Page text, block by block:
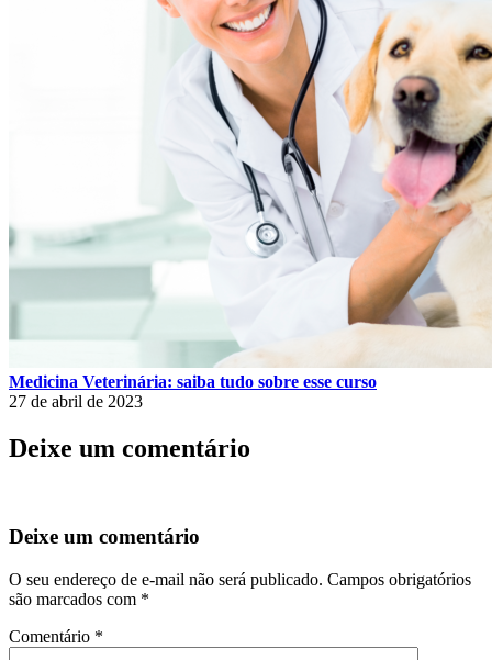
Medicina Veterinária: saiba tudo sobre esse curso
27 de abril de 2023
Deixe um comentário
Deixe um comentário
O seu endereço de e-mail não será publicado. Campos obrigatórios
são marcados com *
Comentário *